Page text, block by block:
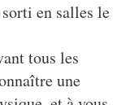
en salles le
tous les
une